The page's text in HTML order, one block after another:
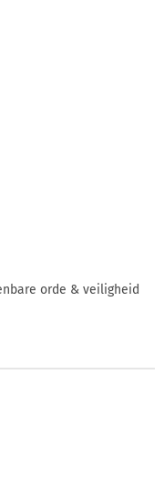
orde & veiligheid